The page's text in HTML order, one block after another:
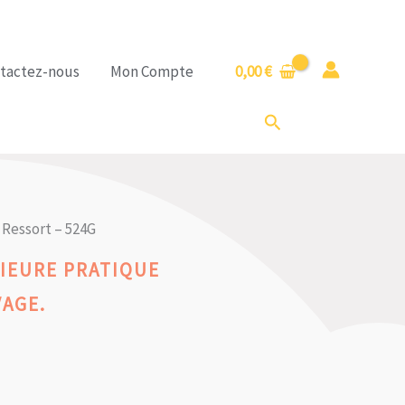
nous Mon Compte 0,00€
Rechercher
– 524G
PRATIQUE